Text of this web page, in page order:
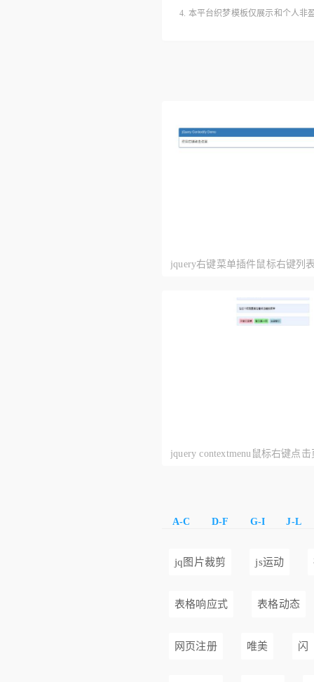
4. 本平台织梦模板仅展示和个人非
jquery右键菜单插件鼠标右键列
jquery contextmenu鼠标右键点
A-C D-F G-I J-L
jq图片裁剪 js运动
表格响应式 表格动态
网页注册 唯美 闪